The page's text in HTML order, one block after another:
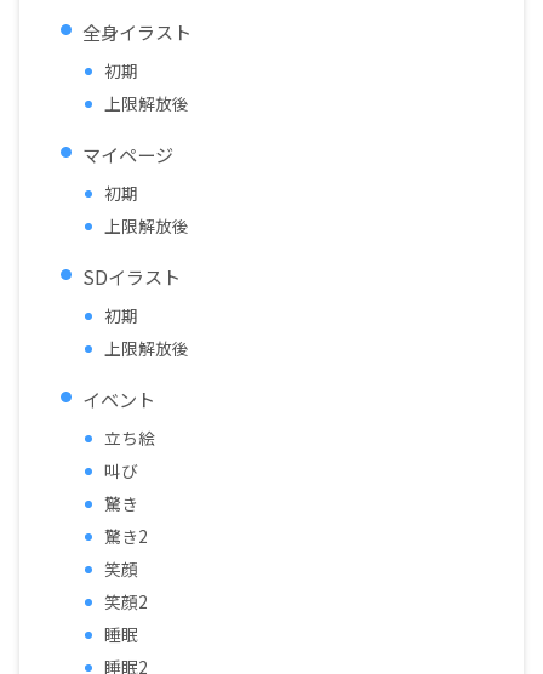
全身イラスト
初期
上限解放後
マイページ
初期
上限解放後
SDイラスト
初期
上限解放後
イベント
立ち絵
叫び
驚き
驚き2
笑顔
笑顔2
睡眠
睡眠2